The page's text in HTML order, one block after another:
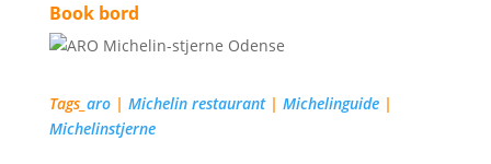
Book bord
Tags_ aro| Michelin restaurant| Michelinguide|
Michelinstjerne